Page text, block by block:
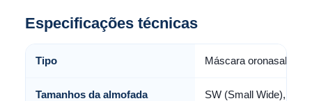
Especificações técnicas
Tipo Máscara oronasal
Tamanhos da almofada SW (Small Wide), M e